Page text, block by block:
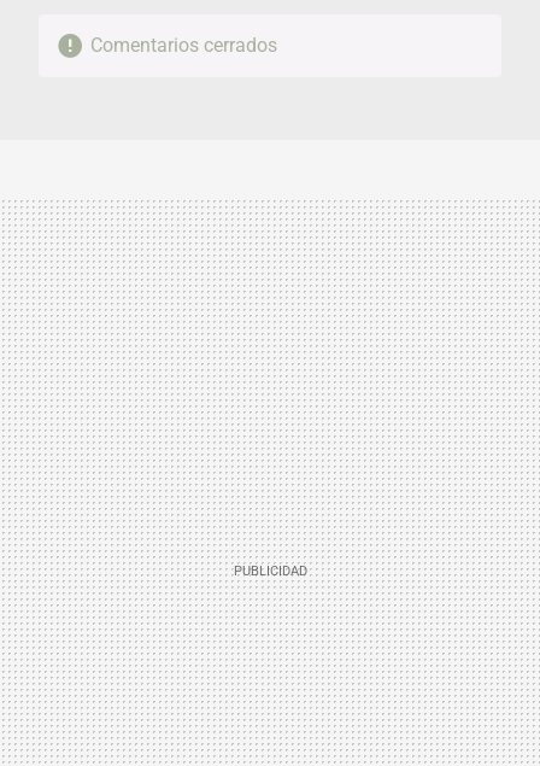
Comentarios cerrados